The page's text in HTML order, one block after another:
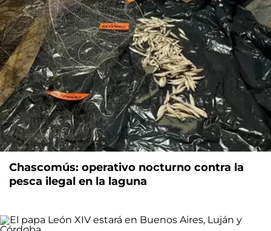
Chascomús: operativo nocturno contra la
pesca ilegal en la laguna